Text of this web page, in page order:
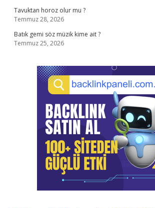
Tavuktan horoz olur mu ?
Temmuz 28, 2026
Batık gemi söz müzik kime ait ?
Temmuz 25, 2026